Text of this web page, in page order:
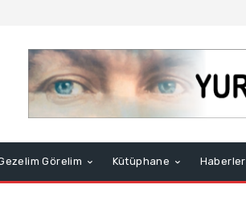
Görelim Kütüphane Haberler